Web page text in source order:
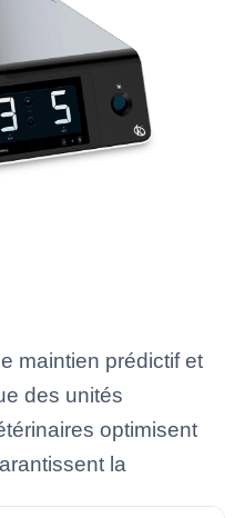
maintien prédictif et
des unités
optimisent
la